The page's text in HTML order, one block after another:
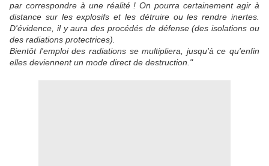
par correspondre à une réalité ! On pourra certainement agir à
distance sur les explosifs et les détruire ou les rendre inertes.
D'évidence, il y aura des procédés de défense (des isolations ou
des radiations protectrices).
Bientôt l'emploi des radiations se multipliera, jusqu'à ce qu'enfin
elles deviennent un mode direct de destruction."